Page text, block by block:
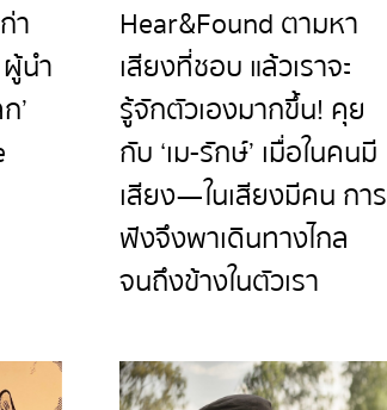
า
นำ
’
Hear&Found ตามหา
เสียงที่ชอบ แล้วเราจะ
รู้จักตัวเองมากขึ้น! คุย
กับ ‘เม-รักษ์’ เมื่อในคนมี
เสียง—ในเสียงมีคน การ
ฟังจึงพาเดินทางไกล
จนถึงข้างในตัวเรา